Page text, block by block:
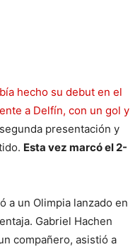
hecho su debut en el
a Delfín, con un gol y
presentación y
Esta vez marcó el 2-
a un Olimpia lanzado en
Gabriel Hachen
compañero, asistió a